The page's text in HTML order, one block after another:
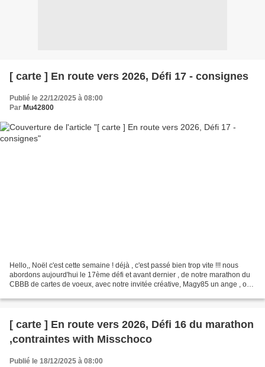
[ carte ] En route vers 2026, Défi 17 - consignes
Publié le 22/12/2025 à 08:00
Par Mu42800
Hello,, Noël c'est cette semaine ! déjà , c'est passé bien trop vite !!! nous
abordons aujourd'hui le 17ème défi et avant dernier , de notre marathon du
CBBB de cartes de voeux, avec notre invitée créative, Magy85 un ange , ok
[ carte ] En route vers 2026, Défi 16 du marathon
,contraintes with Misschoco
Publié le 18/12/2025 à 08:00